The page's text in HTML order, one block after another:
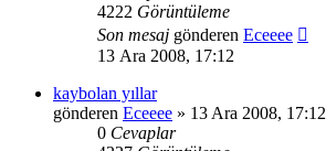
4222 Görüntüleme
Son mesaj gönderen Eceeee
13 Ara 2008, 17:12
kaybolan yıllar
gönderen Eceeee » 13 Ara 2008, 17:12
0 Cevaplar